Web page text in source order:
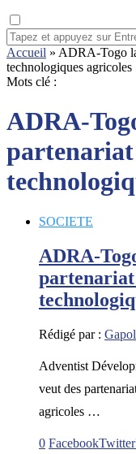
Accueil » ADRA-Togo
technologiques agricoles
Mots clé :
ADRA-
SOCIETE
ADRA-
Rédigé par :
Adventist
veut des
agricoles …
0 FacebookTwitter